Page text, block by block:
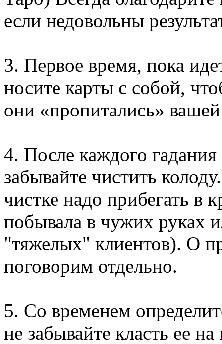
если недовольны
3. Первое время, пока
носите карты с собой,
они «пропитались»
4. После каждого
забывайте чистить
чистке надо прибегать в
побывала в чужих руках
"тяжелых" клиентов). О
поговорим отдельно.
5. Со временем
не забывайте класть ее